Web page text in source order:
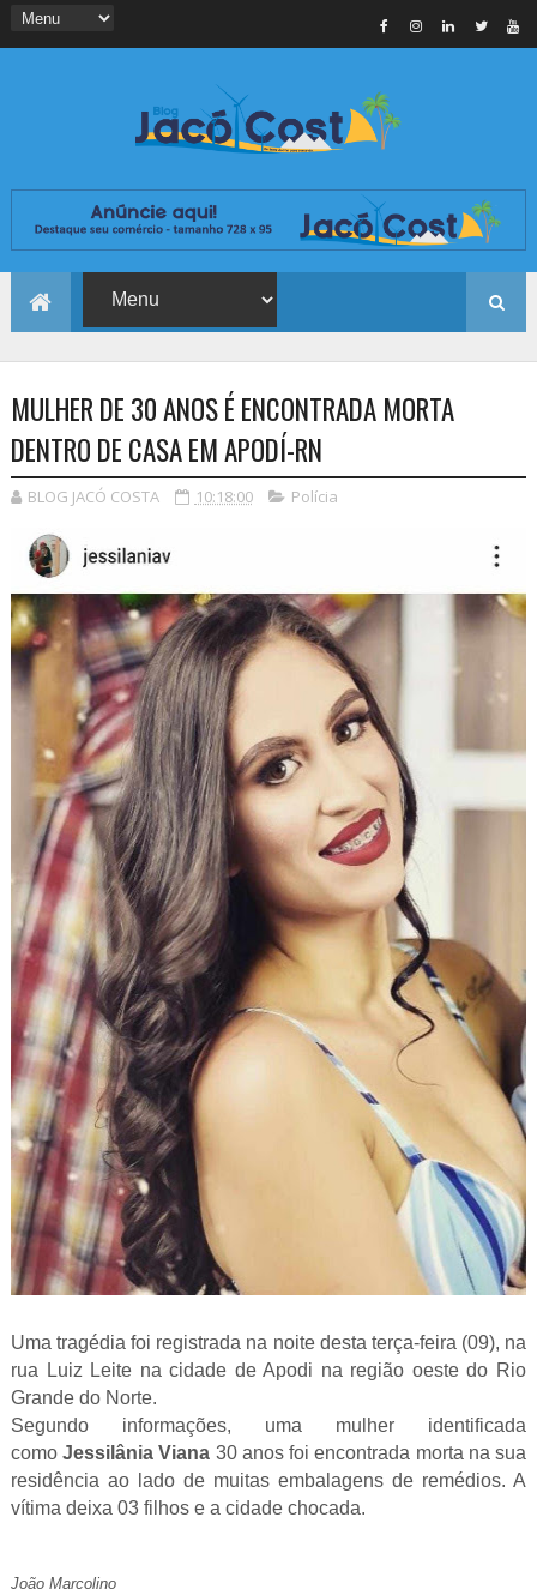
MULHER DE 30 ANOS É ENCONTRADA MORTA
DENTRO DE CASA EM APODÍ-RN
BLOG JACÓ COSTA 10:18:00 Polícia
Uma tragédia foi registrada na noite desta terça-feira (09), na
rua Luiz Leite na cidade de Apodi na região oeste do Rio
Grande do Norte.
Segundo informações, uma mulher identificada
comoJessilânia Viana 30 anos foi encontrada morta na sua
residência ao lado de muitas embalagens de remédios. A
vítima deixa 03 filhos e a cidade chocada.
João Marcolino